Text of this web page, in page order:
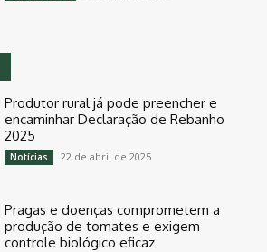
Produtor rural já pode preencher e
encaminhar Declaração de Rebanho
2025
Notícias 22 de abril de 2025
Pragas e doenças comprometem a
produção de tomates e exigem
controle biológico eficaz